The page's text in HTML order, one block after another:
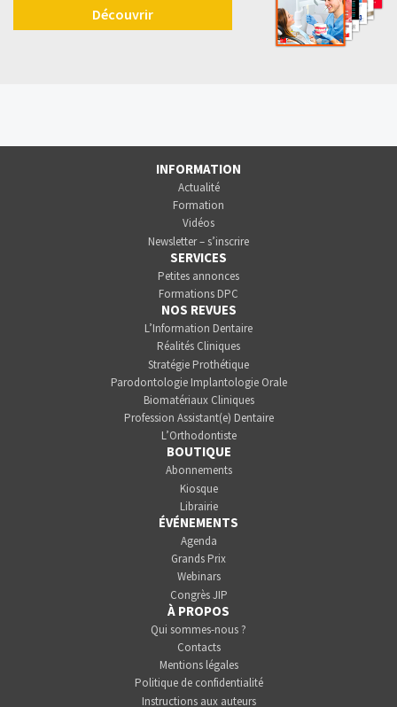
Découvrir
INFORMATION
Actualité
Formation
Vidéos
Newsletter – s’inscrire
SERVICES
Petites annonces
Formations DPC
NOS REVUES
L’Information Dentaire
Réalités Cliniques
Stratégie Prothétique
Parodontologie Implantologie Orale
Biomatériaux Cliniques
Profession Assistant(e) Dentaire
L’Orthodontiste
BOUTIQUE
Abonnements
Kiosque
Librairie
ÉVÉNEMENTS
Agenda
Grands Prix
Webinars
Congrès JIP
À PROPOS
Qui sommes-nous ?
Contacts
Mentions légales
Politique de confidentialité
Instructions aux auteurs